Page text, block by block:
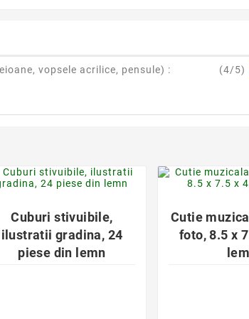
vopsele acrilice, pensule) : (4/5)
Cuburi stivuibile,
ilustratii gradina, 24
piese din lemn
Cutie
foto, 8.5 x